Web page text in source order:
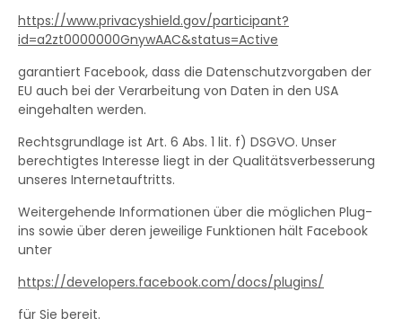
https://www.privacyshield.gov/participant?
id=a2zt0000000GnywAAC&status=Active
garantiert Facebook, dass die Datenschutzvorgaben der
EU auch bei der Verarbeitung von Daten in den USA
eingehalten werden.
Rechtsgrundlage ist Art. 6 Abs. 1 lit. f) DSGVO. Unser
berechtigtes Interesse liegt in der Qualitätsverbesserung
unseres Internetauftritts.
Weitergehende Informationen über die möglichen Plug-
ins sowie über deren jeweilige Funktionen hält Facebook
unter
https://developers.facebook.com/docs/plugins/
für Sie bereit.